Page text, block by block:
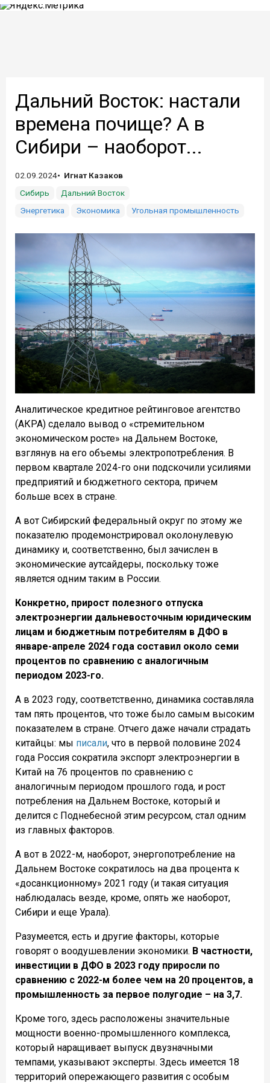
Дальний Восток: настали
времена почище? А в
Сибири – наоборот...
02.09.2024
Игнат Казаков
Сибирь
Дальний Восток
Энергетика
Экономика Угольная промышленность
Аналитическое кредитное рейтинговое агентство
(АКРА) сделало вывод о «стремительном
экономическом росте» на Дальнем Востоке,
взглянув на его объемы электропотребления. В
первом квартале 2024-го они подскочили усилиями
предприятий и бюджетного сектора, причем
больше всех в стране.
А вот Сибирский федеральный округ по этому же
показателю продемонстрировал околонулевую
динамику и, соответственно, был зачислен в
экономические аутсайдеры, поскольку тоже
является одним таким в России.
Конкретно, прирост полезного отпуска
электроэнергии дальневосточным юридическим
лицам и бюджетным потребителям в ДФО в
январе-апреле 2024 года составил около семи
процентов по сравнению с аналогичным
периодом 2023-го.
А в 2023 году, соответственно, динамика составляла
там пять процентов, что тоже было самым высоким
показателем в стране. Отчего даже начали страдать
китайцы: мы писали, что в первой половине 2024
года Россия сократила экспорт электроэнергии в
Китай на 76 процентов по сравнению с
аналогичным периодом прошлого года, и рост
потребления на Дальнем Востоке, который и
делится с Поднебесной этим ресурсом, стал одним
из главных факторов.
А вот в 2022-м, наоборот, энергопотребление на
Дальнем Востоке сократилось на два процента к
«досанкционному» 2021 году (и такая ситуация
наблюдалась везде, кроме, опять же наоборот,
Сибири и еще Урала).
Разумеется, есть и другие факторы, которые
говорят о воодушевлении экономики. В частности,
инвестиции в ДФО в 2023 году приросли по
сравнению с 2022-м более чем на 20 процентов, а
промышленность за первое полугодие – на 3,7.
Кроме того, здесь расположены значительные
мощности военно-промышленного комплекса,
который наращивает выпуск двузначными
темпами, указывают эксперты. Здесь имеется 18
территорий опережающего развития с особым